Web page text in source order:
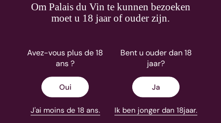
Om Palais du Vin te kunnen bezoeken
moet u 18 jaar of ouder zijn.
Avez-vous plus de 18
ans ?
Oui
J'ai moins de 18 ans.
Bent u ouder dan 18
jaar?
Ja
Ik ben jonger dan 18jaar.